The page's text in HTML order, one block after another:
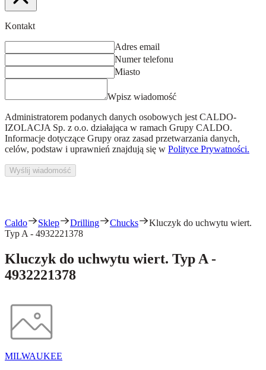
Kontakt
Adres email
Numer telefonu
Miasto
Wpisz wiadomość
Administratorem podanych danych osobowych jest CALDO-
IZOLACJA Sp. z o.o. działająca w ramach Grupy CALDO.
Informacje dotyczące Grupy oraz zasad przetwarzania danych,
celów, podstaw i uprawnień znajdują się w Polityce Prywatności.
Wyślij wiadomość
Caldo Sklep Drilling Chucks
Kluczyk do uchwytu wiert.
Typ A - 4932221378
Kluczyk do uchwytu wiert. Typ A -
4932221378
MILWAUKEE